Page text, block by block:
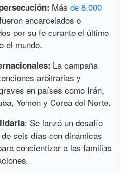
Más de 8.000
encarcelados o
por su fe durante el último
el mundo.
La campaña
arbitrarias y
en países como Irán,
Yemen y Corea del Norte.
Se lanzó un desafío
seis días con dinámicas
concientizar a las familias